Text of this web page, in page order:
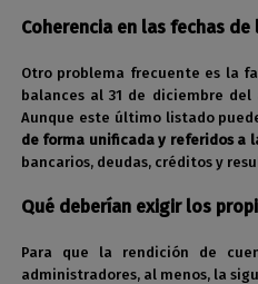
Coherencia en las fechas de
Otro problema frecuente es la
balances al 31 de diciembre
Aunque este último listado
de forma unificada y referidos a
bancarios, deudas, créditos y
Qué deberían exigir los
Para que la rendición de
administradores, al menos, la